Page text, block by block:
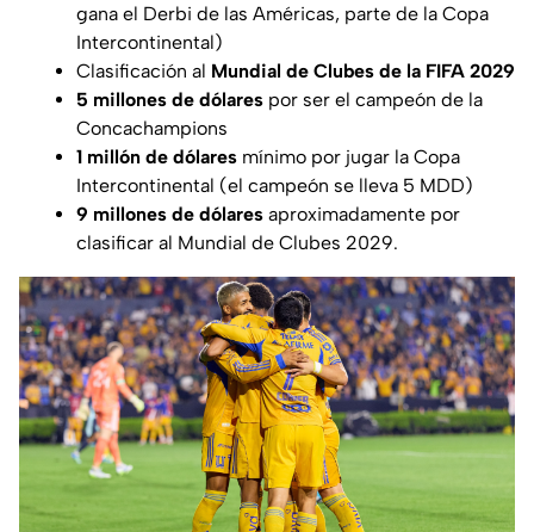
gana el Derbi de las Américas, parte de la Copa
Intercontinental)
Clasificación al Mundial de Clubes de la FIFA 2029
5 millones de dólares por ser el campeón de la
Concachampions
1 millón de dólares mínimo por jugar la Copa
Intercontinental (el campeón se lleva 5 MDD)
9 millones de dólares aproximadamente por
clasificar al Mundial de Clubes 2029.